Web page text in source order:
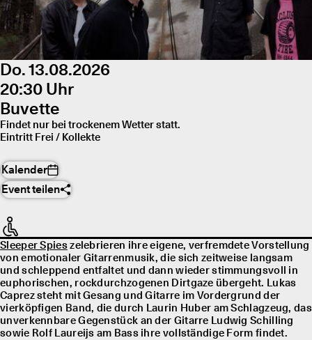
Do. 13.08.2026
20:30 Uhr
Buvette
Findet nur bei trockenem Wetter statt.
Eintritt Frei / Kollekte
Kalender
Event teilen
Sleeper Spieszelebrieren ihre eigene, verfremdete Vorstellung
von emotionaler Gitarrenmusik, die sich zeitweise langsam
und schleppend entfaltet und dann wieder stimmungsvoll in
euphorischen, rockdurchzogenen Dirtgaze übergeht. Lukas
Caprez steht mit Gesang und Gitarre im Vordergrund der
vierköpfigen Band, die durch Laurin Huber am Schlagzeug, das
unverkennbare Gegenstück an der Gitarre Ludwig Schilling
sowie Rolf Laureĳs am Bass ihre vollständige Form findet.